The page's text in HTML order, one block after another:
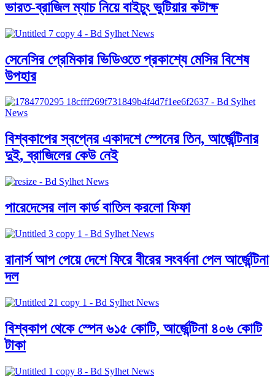
ভারত-ব্রাজিল ম্যাচ নিয়ে বাইচুং ভুটিয়ার কটাক্ষ
সেনেসির প্রেমিকার ভিডিওতে প্রকাশ্যে মেসির বিশেষ
উপহার
বিশ্বকাপের স্বপ্নের একাদশে স্পেনের তিন, আর্জেন্টিনার
দুই, ব্রাজিলের কেউ নেই
পারেদেসের লাল কার্ড বাতিল করলো ফিফা
রানার্স আপ পেয়ে দেশে ফিরে বীরের সংবর্ধনা পেল আর্জেন্টিনা
দল
বিশ্বকাপ থেকে স্পেন ৬১৫ কোটি, আর্জেন্টিনা ৪০৬ কোটি
টাকা